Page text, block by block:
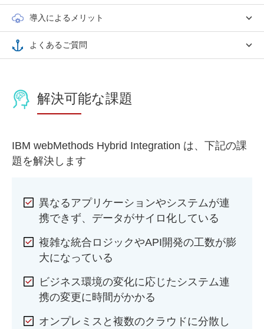
導入によるメリット
よくあるご質問
解決可能な課題
IBM webMethods Hybrid Integration は、下記の課
題を解決します
異なるアプリケーションやシステムが連
携できず、データがサイロ化している
複雑な統合ロジックやAPI開発の工数が膨
大になっている
ビジネス環境の変化に応じたシステム連
携の変更に時間がかかる
オンプレミスと複数のクラウドに分散し